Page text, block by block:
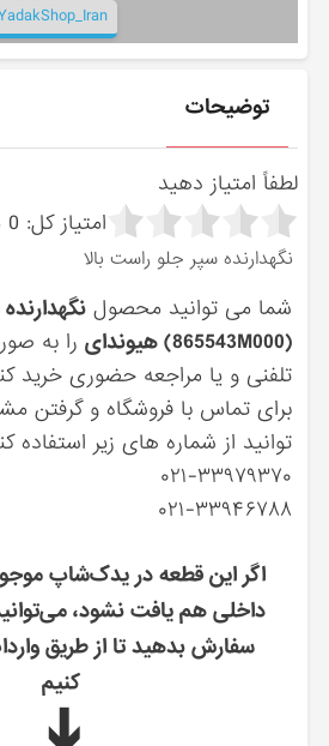
توضیحات
لطفاً امتیاز دهید
امتیاز کل: 0
نگهدارنده سپر جلو راست بالا
شما می توانید محصول
(865543M000) هیوندای
را به
تلفنی و یا مراجعه حضوری خرید
برای تماس با فروشگاه و گرفتن
توانید از شماره های زیر استفاده
۰۲۱-۳۳۹۷۹۳۷۰
۰۲۱-۳۳۹۴۶۷۸۸
اگر این قطعه در یدک‌شاپ موجود
داخلی هم یافت نشود،
سفارش بدهید تا از طریق
کنیم
➔